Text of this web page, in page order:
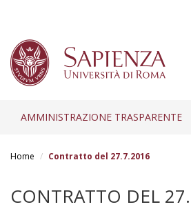
AMMINISTRAZIONE TRASPARENTE
Home Contratto del 27.7.2016
CONTRATTO DEL